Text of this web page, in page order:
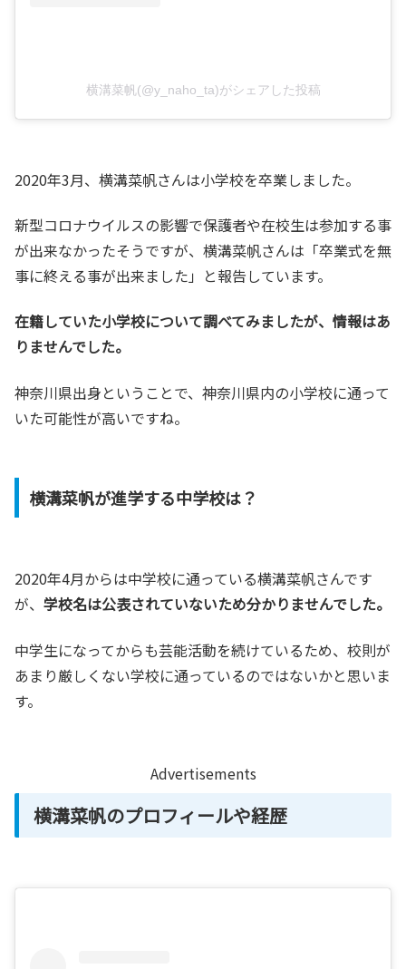
横溝菜帆(@y_naho_ta)がシェアした投稿
2020年3月、横溝菜帆さんは小学校を卒業しました。
新型コロナウイルスの影響で保護者や在校生は参加する事
が出来なかったそうですが、横溝菜帆さんは「卒業式を無
事に終える事が出来ました」と報告しています。
在籍していた小学校について調べてみましたが、情報はあ
りませんでした。
神奈川県出身ということで、神奈川県内の小学校に通って
いた可能性が高いですね。
横溝菜帆が進学する中学校は？
2020年4月からは中学校に通っている横溝菜帆さんです
が、 学校名は公表されていないため分かりませんでした。
中学生になってからも芸能活動を続けているため、校則が
あまり厳しくない学校に通っているのではないかと思いま
す。
Advertisements
横溝菜帆のプロフィールや経歴